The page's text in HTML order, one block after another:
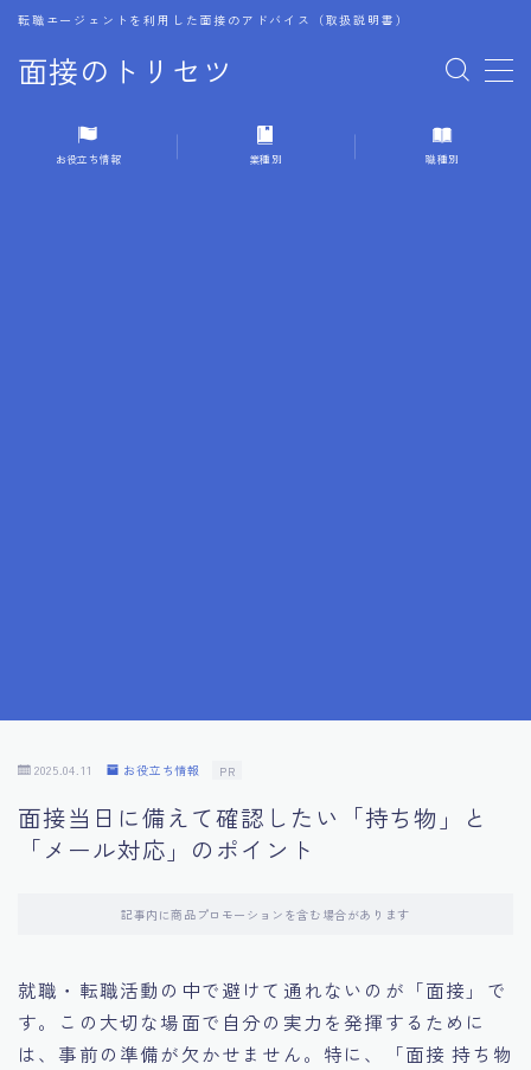
面接のトリセツ
転職エージェントを利用した面接のアドバイス（取扱説明書）
MENU
1.成功する面接戦略
10.フィードバックを活用する方法
11.オンライン面接の成功への鍵
14.キャリアアップのための面接戦略
お役立ち情報 業種別 職種別
2025.04.11 お役立ち情報 PR
面接当日に備えて確認したい「持ち物」と
「メール対応」のポイント
記事内に商品プロモーションを含む場合があります
就職・転職活動の中で避けて通れないのが「面接」で
す。この大切な場面で自分の実力を発揮するために
は、事前の準備が欠かせません。特に、「面接 持ち物